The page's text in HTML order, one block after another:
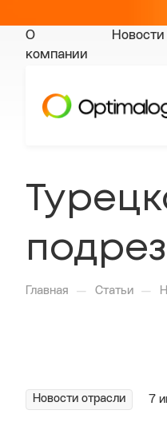
О
компании
Новости
Главная — Статьи —
Новости отрасли 7